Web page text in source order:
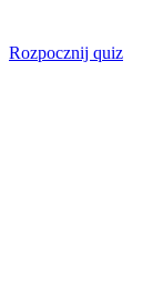
Rozpocznij quiz